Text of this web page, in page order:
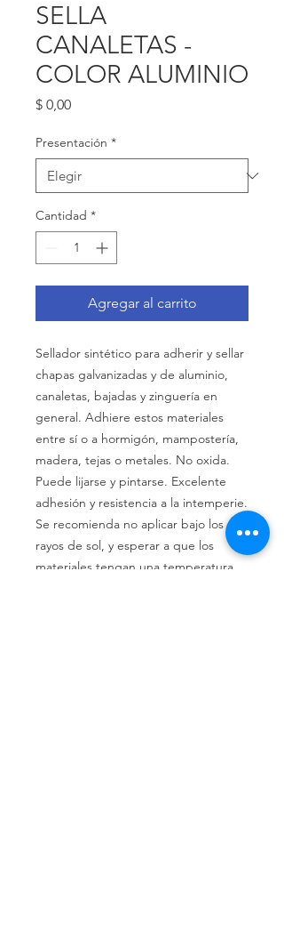
SELLA
CANALETAS -
COLOR ALUMINIO
$ 0,00Precio
Presentación *
Cantidad *
Agregar al carrito
Sellador sintético para adherir y sellar
chapas galvanizadas y de aluminio,
canaletas, bajadas y zinguería en
general. Adhiere estos materiales
entre sí o a hormigón, mampostería,
madera, tejas o metales. No oxida.
Puede lijarse y pintarse. Excelente
adhesión y resistencia a la intemperie.
Se recomienda no aplicar bajo los
rayos de sol, y esperar a que los
materiales tengan una temperatura